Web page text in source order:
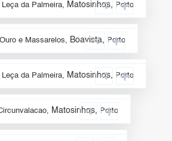
da Palmeira, Matosinhos, Porto
e Massarelos, Boavista, Porto
da Palmeira, Matosinhos, Porto
Matosinhos, Porto